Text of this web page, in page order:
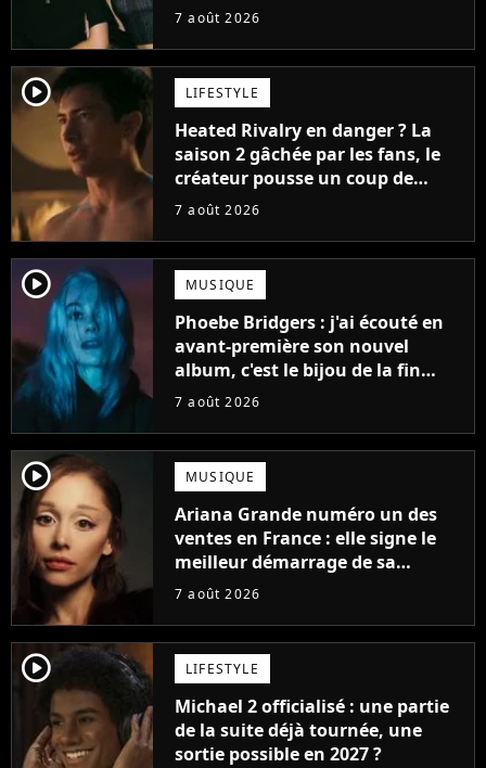
7 août 2026
player2 LIFESTYLE
Heated Rivalry en danger ? La
saison 2 gâchée par les fans, le
créateur pousse un coup de
gueule
7 août 2026
player2 MUSIQUE
Phoebe Bridgers : j'ai écouté en
avant-première son nouvel
album, c'est le bijou de la fin
d'été
7 août 2026
player2 MUSIQUE
Ariana Grande numéro un des
ventes en France : elle signe le
meilleur démarrage de sa
carrière avec son album Petal
7 août 2026
player2 LIFESTYLE
Michael 2 officialisé : une partie
de la suite déjà tournée, une
sortie possible en 2027 ?